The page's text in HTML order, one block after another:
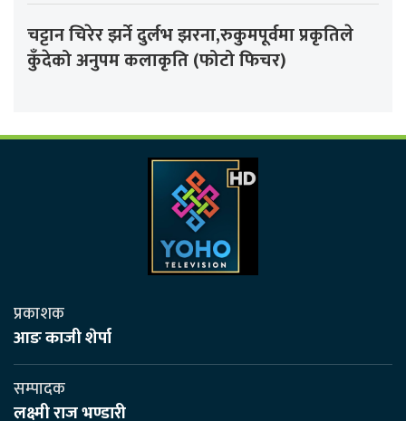
चट्टान चिरेर झर्ने दुर्लभ झरना,रुकुमपूर्वमा प्रकृतिले
कुँदेको अनुपम कलाकृति (फोटो फिचर)
प्रकाशक
आङ काजी शेर्पा
सम्पादक
लक्ष्मी राज भण्डारी